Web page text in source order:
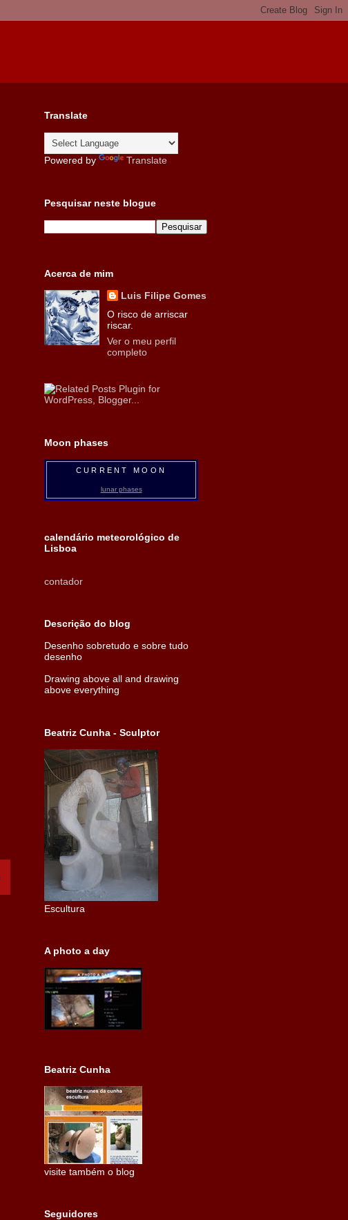
Translate
Powered by Translate
Pesquisar neste blogue
Acerca de mim
Luis Filipe Gomes
O risco de arriscar
riscar.
Ver o meu perfil
completo
Moon phases
CURRENT MOON
lunar phases
calendário meteorológico de
Lisboa
contador
Descrição do blog
Desenho sobretudo e sobre tudo
desenho
Drawing above all and drawing
above everything
Beatriz Cunha - Sculptor
Escultura
A photo a day
Beatriz Cunha
visite também o blog
Seguidores